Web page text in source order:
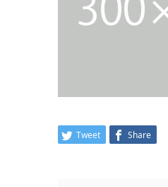
Tweet Share